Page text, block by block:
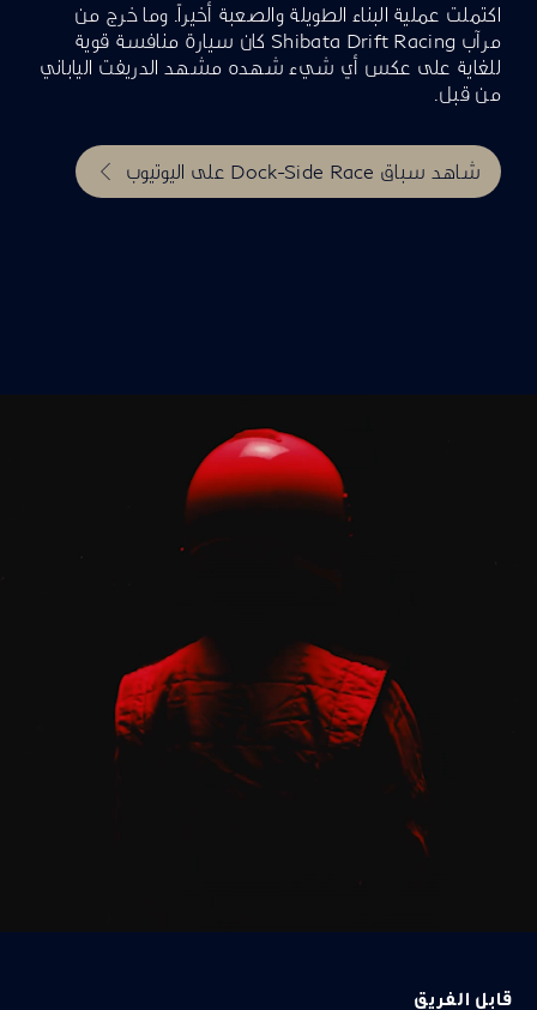
اكتملت عملية البناء الطويلة والصعبة أخيراً. وما خرج من
مرآب Shibata Drift Racing كان سيارة منافسة قوية
للغاية على عكس أي شيء شهده مشهد الدريفت الياباني
من قبل.
شاهد سباق Dock-Side Race على اليوتيوب
قابل الفريق